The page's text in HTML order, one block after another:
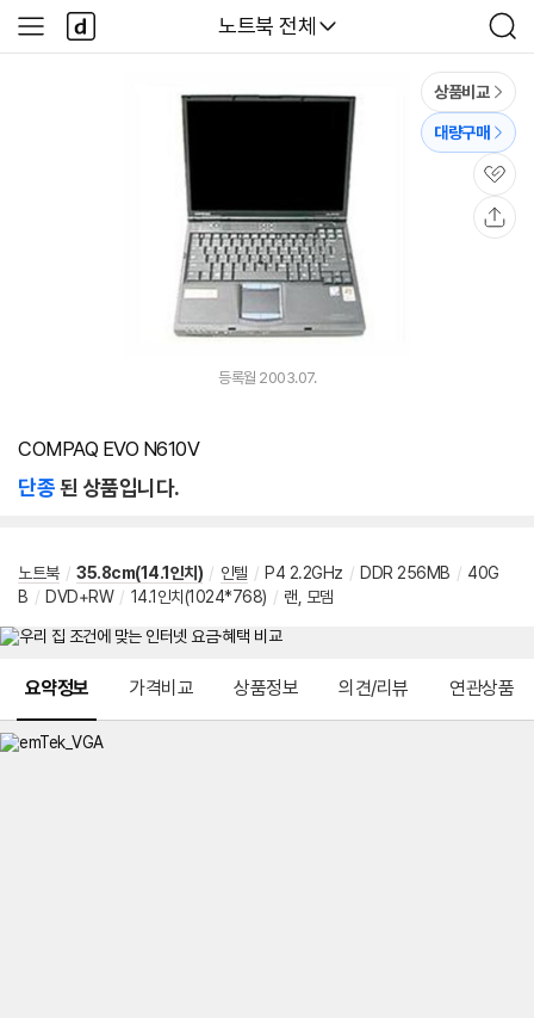
다나와
노트북 전체
검
색
사
이
다
나
와
상품비교
대량구매
관
심
등록월 2003.07.
COMPAQ EVO N610V
단종된 상품입니다.
노트북 / 35.8cm(14.1인치) / 인텔 / P4 2.2GHz / DDR 256MB / 40G
B / DVD+RW / 14.1인치(1024*768) / 랜, 모뎀
요약정보 가격비교 상품정보 의견/리뷰 연관상품